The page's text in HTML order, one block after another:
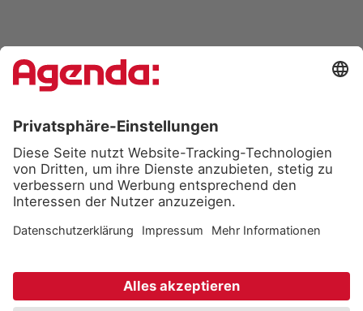
Jetzt Infopaket bestellen